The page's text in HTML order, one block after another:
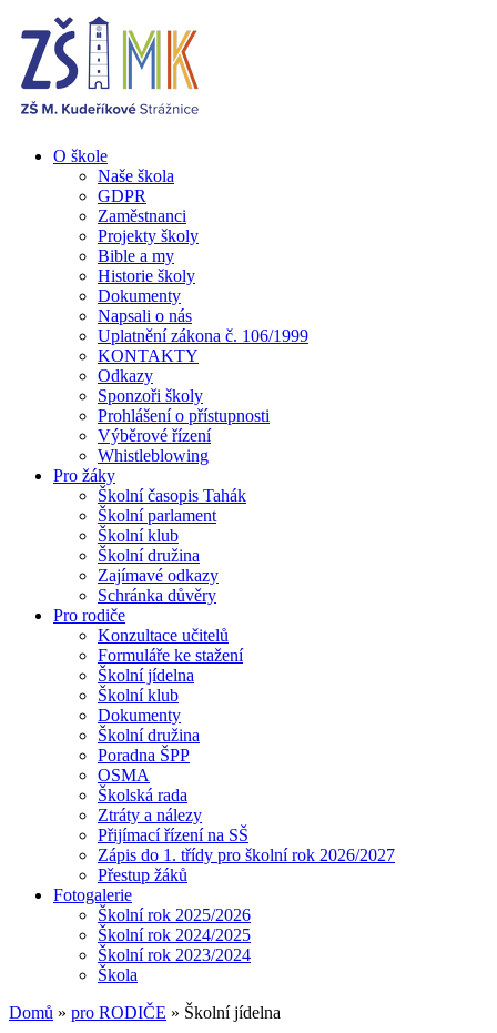
O škole
Naše škola
GDPR
Zaměstnanci
Projekty školy
Bible a my
Historie školy
Dokumenty
Napsali o nás
Uplatnění zákona č. 106/1999
KONTAKTY
Odkazy
Sponzoři školy
Prohlášení o přístupnosti
Výběrové řízení
Whistleblowing
Pro žáky
Školní časopis Tahák
Školní parlament
Školní klub
Školní družina
Zajímavé odkazy
Schránka důvěry
Pro rodiče
Konzultace učitelů
Formuláře ke stažení
Školní jídelna
Školní klub
Dokumenty
Školní družina
Poradna ŠPP
OSMA
Školská rada
Ztráty a nálezy
Přijímací řízení na SŠ
Zápis do 1. třídy pro školní rok 2026/2027
Přestup žáků
Fotogalerie
Školní rok 2025/2026
Školní rok 2024/2025
Školní rok 2023/2024
Škola
Domů » pro RODIČE » Školní jídelna